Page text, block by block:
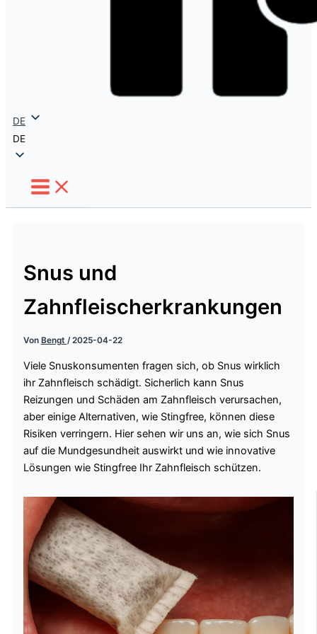
DE
DE
Snus und
Zahnfleischerkrankungen
Von Bengt /2025-04-22
Viele Snuskonsumenten fragen sich, ob Snus wirklich
ihr Zahnfleisch schädigt. Sicherlich kann Snus
Reizungen und Schäden am Zahnfleisch verursachen,
aber einige Alternativen, wie Stingfree, können diese
Risiken verringern. Hier sehen wir uns an, wie sich Snus
auf die Mundgesundheit auswirkt und wie innovative
Lösungen wie Stingfree Ihr Zahnfleisch schützen.